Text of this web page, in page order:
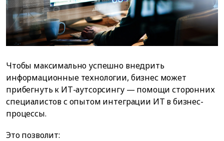
Чтобы максимально успешно внедрить
информационные технологии, бизнес может
прибегнуть к ИТ-аутсорсингу — помощи сторонних
специалистов с опытом интеграции ИТ в бизнес-
процессы.
Это позволит: